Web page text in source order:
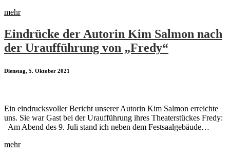
mehr
Eindrücke der Autorin Kim Salmon nach
der Uraufführung von „Fredy“
Dienstag, 5. Oktober 2021
Ein eindrucksvoller Bericht unserer Autorin Kim Salmon erreichte
uns. Sie war Gast bei der Uraufführung ihres Theaterstückes Fredy:
Am Abend des 9. Juli stand ich neben dem Festsaalgebäude…
mehr